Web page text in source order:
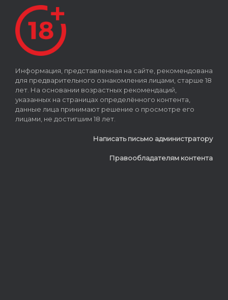
Информация, представленная на сайте, рекомендована
для предварительного ознакомления лицами, старше 18
лет. На основании возрастных рекомендаций,
указанных на страницах определённого контента,
данные лица принимают решение о просмотре его
лицами, не достигшим 18 лет.
Написать письмо администратору
Правообладателям контента